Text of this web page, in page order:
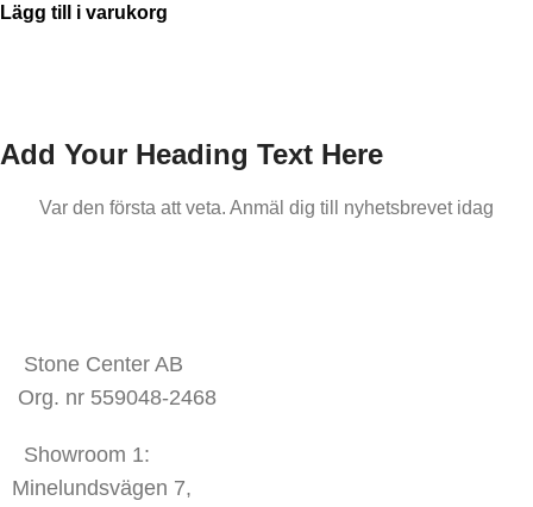
Lägg till i varukorg
Add Your Heading Text Here
Var den första att veta. Anmäl dig till nyhetsbrevet idag
Stone Center AB
Org. nr 559048-2468
Showroom 1:
Minelundsvägen 7,